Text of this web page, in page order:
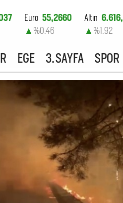
Euro 55,2660
▲ %0.46
Altın
▲ %1.92
EGE 3. SAYFA SPOR